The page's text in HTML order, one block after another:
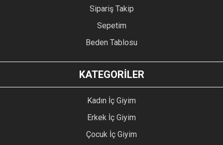
Sipariş Takip
Sepetim
Beden Tablosu
KATEGORİLER
Kadın İç Giyim
Erkek İç Giyim
Çocuk İç Giyim